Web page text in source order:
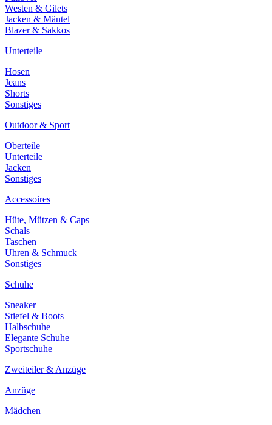
Westen & Gilets
Jacken & Mäntel
Blazer & Sakkos
Unterteile
Hosen
Jeans
Shorts
Sonstiges
Outdoor & Sport
Oberteile
Unterteile
Jacken
Sonstiges
Accessoires
Hüte, Mützen & Caps
Schals
Taschen
Uhren & Schmuck
Sonstiges
Schuhe
Sneaker
Stiefel & Boots
Halbschuhe
Elegante Schuhe
Sportschuhe
Zweiteiler & Anzüge
Anzüge
Mädchen